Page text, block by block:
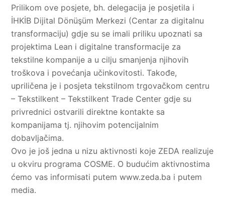
Prilikom ove posjete, bh. delegacija je posjetila i
İHKİB Dijital Dönüşüm Merkezi (Centar za digitalnu
transformaciju) gdje su se imali priliku upoznati sa
projektima Lean i digitalne transformacije za
tekstilne kompanije a u cilju smanjenja njihovih
troškova i povećanja učinkovitosti. Takođe,
upriličena je i posjeta tekstilnom trgovačkom centru
– Tekstilkent – Tekstilkent Trade Center gdje su
privrednici ostvarili direktne kontakte sa
kompanijama tj. njihovim potencijalnim
dobavljačima.
Ovo je još jedna u nizu aktivnosti koje ZEDA realizuje
u okviru programa COSME. O budućim aktivnostima
ćemo vas informisati putem www.zeda.ba i putem
media.